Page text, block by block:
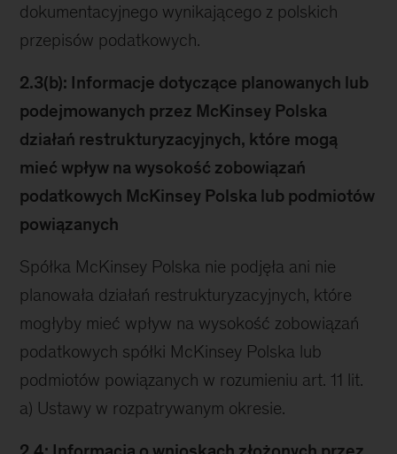
dokumentacyjnego wynikającego z polskich
przepisów podatkowych.
2.3(b): Informacje dotyczące planowanych lub
podejmowanych przez McKinsey Polska
działań restrukturyzacyjnych, które mogą
mieć wpływ na wysokość zobowiązań
podatkowych McKinsey Polska lub podmiotów
powiązanych
Spółka McKinsey Polska nie podjęła ani nie
planowała działań restrukturyzacyjnych, które
mogłyby mieć wpływ na wysokość zobowiązań
podatkowych spółki McKinsey Polska lub
podmiotów powiązanych w rozumieniu art. 11 lit.
a) Ustawy w rozpatrywanym okresie.